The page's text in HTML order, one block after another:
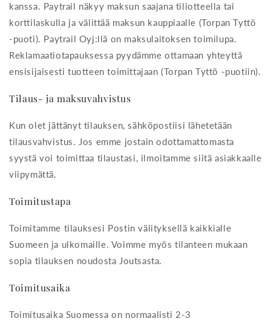
kanssa. Paytrail näkyy maksun saajana tiliotteella tai
korttilaskulla ja välittää maksun kauppiaalle (Torpan Tyttö
-puoti). Paytrail Oyj:llä on maksulaitoksen toimilupa.
Reklamaatiotapauksessa pyydämme ottamaan yhteyttä
ensisijaisesti tuotteen toimittajaan (Torpan Tyttö -puotiin).
Tilaus- ja maksuvahvistus
Kun olet jättänyt tilauksen, sähköpostiisi lähetetään
tilausvahvistus. Jos emme jostain odottamattomasta
syystä voi toimittaa tilaustasi, ilmoitamme siitä asiakkaalle
viipymättä.
Toimitustapa
Toimitamme tilauksesi Postin välityksellä kaikkialle
Suomeen ja ulkomaille. Voimme myös tilanteen mukaan
sopia tilauksen noudosta Joutsasta.
Toimitusaika
Toimitusaika Suomessa on normaalisti 2-3